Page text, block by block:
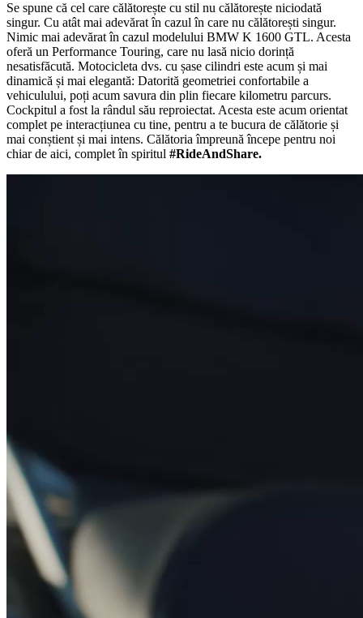
Se spune că cel care călătorește cu stil nu călătorește niciodată
singur. Cu atât mai adevărat în cazul în care nu călătorești singur.
Nimic mai adevărat în cazul modelului BMW K 1600 GTL. Acesta
oferă un Performance Touring, care nu lasă nicio dorință
nesatisfăcută. Motocicleta dvs. cu șase cilindri este acum și mai
dinamică și mai elegantă: Datorită geometriei confortabile a
vehiculului, poți acum savura din plin fiecare kilometru parcurs.
Cockpitul a fost la rândul său reproiectat. Acesta este acum orientat
complet pe interacțiunea cu tine, pentru a te bucura de călătorie și
mai conștient și mai intens. Călătoria împreună începe pentru noi
chiar de aici, complet în spiritul #RideAndShare.